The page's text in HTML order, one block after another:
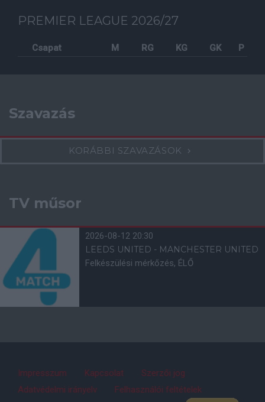
PREMIER LEAGUE 2026/27
Csapat M RG KG GK P
Szavazás
KORÁBBI SZAVAZÁSOK
TV műsor
2026-08-12 20:30
LEEDS UNITED - MANCHESTER UNITED
Felkészülési mérkőzés, ÉLŐ
Impresszum Kapcsolat
Szerzői jog
Adatvédelmi irányelv
Felhasználói feltételek